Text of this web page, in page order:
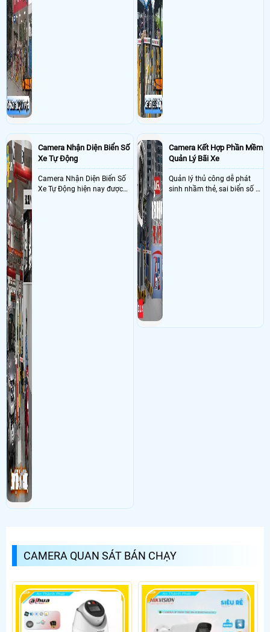
Camera Nhận Diện Biển Số
Xe Tự Động
Camera Nhận Diện Biển Số
Xe Tự Động hiện nay được
Camera Kết Hợp Phần Mềm
Quản Lý Bãi Xe
Quản lý thủ công dễ phát
sinh nhầm thẻ, sai biển số và
CAMERA QUAN SÁT BÁN CHẠY